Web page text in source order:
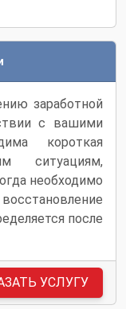
заработной
с вашими
короткая
ситуациям,
необходимо
после
УСЛУГУ